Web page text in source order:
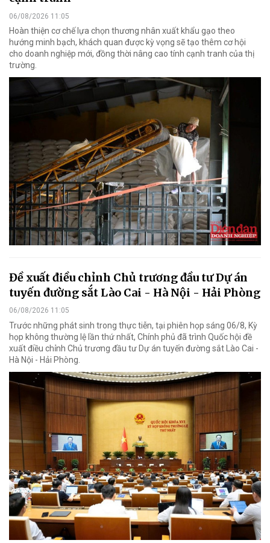
06/08/2026 11:05
Hoàn thiện cơ chế lựa chọn thương nhân xuất khẩu gạo theo
hướng minh bạch, khách quan được kỳ vọng sẽ tạo thêm cơ hội
cho doanh nghiệp mới, đồng thời nâng cao tính cạnh tranh của thị
trường.
Đề xuất điều chỉnh Chủ trương đầu tư Dự án
tuyến đường sắt Lào Cai - Hà Nội - Hải Phòng
06/08/2026 11:05
Trước những phát sinh trong thực tiễn, tại phiên họp sáng 06/8, Kỳ
họp không thường lệ lần thứ nhất, Chính phủ đã trình Quốc hội đề
xuất điều chỉnh Chủ trương đầu tư Dự án tuyến đường sắt Lào Cai -
Hà Nội - Hải Phòng.